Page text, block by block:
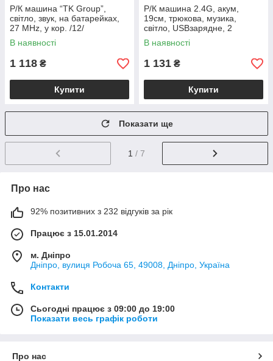
Р/К машина “TK Group”,
світло, звук, на батарейках,
27 MHz, у кор. /12/
В наявності
1 118 ₴
Купити
Р/К машина 2.4G, акум,
19см, трюкова, музика,
світло, USBзарядне, 2
кольори, в кор-ці, 30-19-18см
/24/
В наявності
1 131 ₴
Купити
Показати ще
1 / 7
Про нас
92% позитивних з 232 відгуків за рік
Працює з 15.01.2014
м. Дніпро
Дніпро, вулиця Робоча 65, 49008, Дніпро, Україна
Контакти
Сьогодні працює з 09:00 до 19:00
Показати весь графік роботи
Про нас